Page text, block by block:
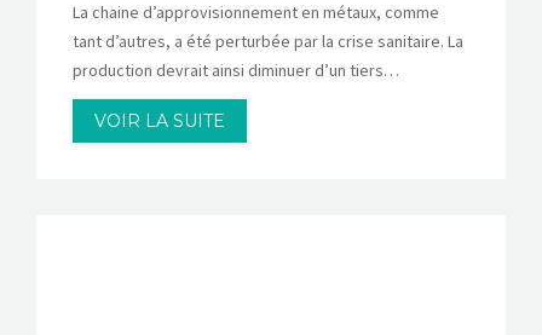
La chaine d’approvisionnement en métaux, comme
tant d’autres, a été perturbée par la crise sanitaire. La
production devrait ainsi diminuer d’un tiers…
VOIR LA SUITE